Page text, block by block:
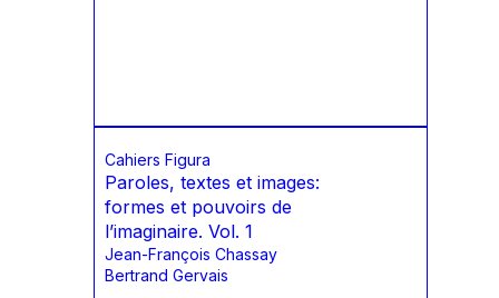
Cahiers Figura
Paroles, textes et images:
formes et pouvoirs de
l’imaginaire. Vol. 1
Jean-François Chassay
Bertrand Gervais